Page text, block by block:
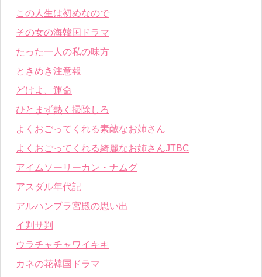
この人生は初めなので
その女の海韓国ドラマ
たった一人の私の味方
ときめき注意報
どけよ、運命
ひとまず熱く掃除しろ
よくおごってくれる素敵なお姉さん
よくおごってくれる綺麗なお姉さんJTBC
アイムソーリーカン・ナムグ
アスダル年代記
アルハンブラ宮殿の思い出
イ判サ判
ウラチャチャワイキキ
カネの花韓国ドラマ